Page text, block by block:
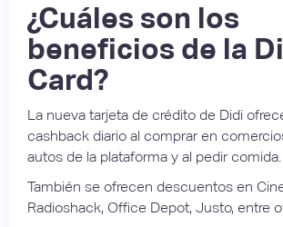
¿Cuáles son los
beneficios de la
Card?
La nueva tarjeta de crédito de Didi
cashback diario al comprar en
autos de la plataforma y al pedir comida.
También se ofrecen descuentos en
Radioshack, Office Depot, Justo, entre